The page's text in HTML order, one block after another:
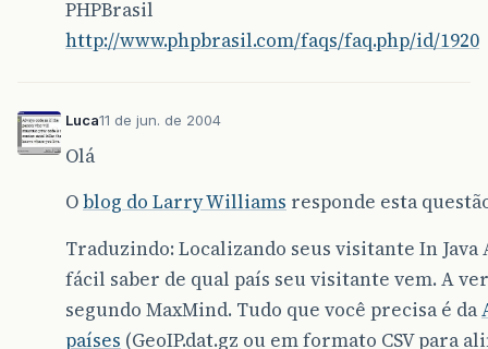
PHPBrasil
http://www.phpbrasil.com/faqs/faq.php/id/1920
Luca11 de jun. de 2004
Olá
Oblog do Larry Williams responde esta
Traduzindo: Localizando seus visitante In Java
fácil saber de qual país seu visitante vem. A
segundo MaxMind. Tudo que você precisa é da
países (GeoIP.dat.gz ou em formato CSV para